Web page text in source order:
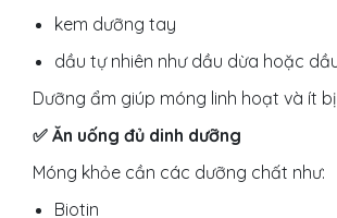
kem dưỡng tay
dầu tự nhiên như dầu dừa hoặc
Dưỡng ẩm giúp móng linh hoạt và ít
✅ Ăn uống đủ dinh dưỡng
Móng khỏe cần các dưỡng chất như:
Biotin